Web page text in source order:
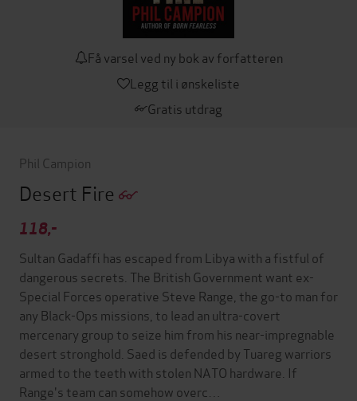
Få varsel ved ny bok av forfatteren
Legg til i ønskeliste
Gratis utdrag
Phil Campion
Desert Fire
118,-
Sultan Gadaffi has escaped from Libya with a fistful of
dangerous secrets. The British Government want ex-
Special Forces operative Steve Range, the go-to man for
any Black-Ops missions, to lead an ultra-covert
mercenary group to seize him from his near-impregnable
desert stronghold. Saed is defended by Tuareg warriors
armed to the teeth with stolen NATO hardware. If
Range's team can somehow overc…